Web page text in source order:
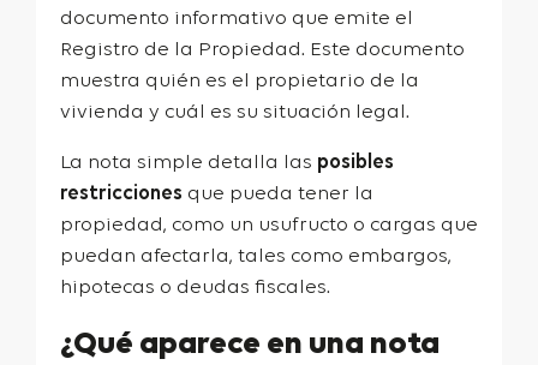
documento informativo que emite el
Registro de la Propiedad. Este documento
muestra quién es el propietario de la
vivienda y cuál es su situación legal.
La nota simple detalla las posibles
restricciones que pueda tener la
propiedad, como un usufructo o cargas que
puedan afectarla, tales como embargos,
hipotecas o deudas fiscales.
¿Qué aparece en una nota